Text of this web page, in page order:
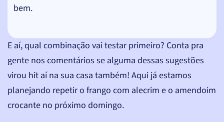
bem.
E aí, qual combinação vai testar primeiro? Conta pra
gente nos comentários se alguma dessas sugestões
virou hit aí na sua casa também! Aqui já estamos
planejando repetir o frango com alecrim e o amendoim
crocante no próximo domingo.